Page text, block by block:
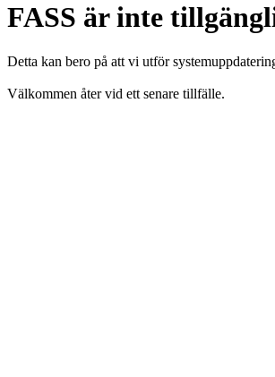
FASS är inte
Detta kan bero på att vi utför
Välkommen åter vid ett senare tillfälle.